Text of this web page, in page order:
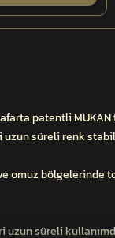
patentli
uzun süreli renk
omuz bölgelerinde
süreli